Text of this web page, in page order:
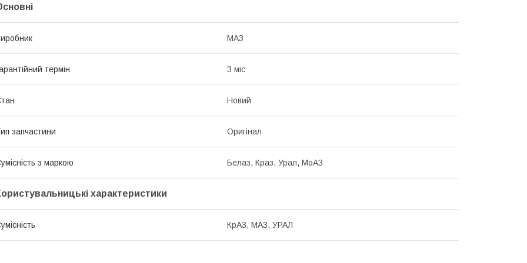
МАЗ
термін 3 міс
Новий
запчастини Оригінал
з маркою Белаз, Краз, Урал, МоАЗ
характеристики
КрАЗ, МАЗ, УРАЛ